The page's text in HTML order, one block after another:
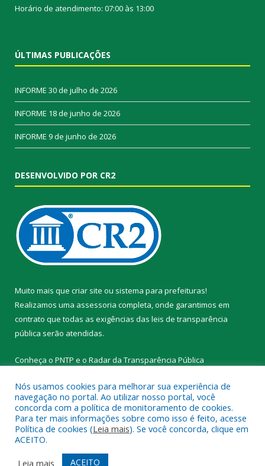
Horário de atendimento: 07:00 às 13:00
ÚLTIMAS PUBLICAÇÕES
INFORME 30 de julho de 2026
INFORME 18 de junho de 2026
INFORME 9 de junho de 2026
DESENVOLVIDO POR CR2
Muito mais que criar site ou sistema para prefeituras!
Realizamos uma assessoria completa, onde garantimos em
contrato que todas as exigências das leis de transparência
pública serão atendidas.
Conheça o PNTP e o Radar da Transparência Pública
Todos os direitos reservados a Prefeitura Municipal de Novo
Progresso.
Mapa do Site Acessar Área Administrativa
Nós usamos cookies para melhorar sua experiência de
navegação no portal. Ao utilizar nosso portal, você
concorda com a política de monitoramento de cookies.
Para ter mais informações sobre como isso é feito, acesse
Política de cookies (Leia mais). Se você concorda, clique em
ACEITO.
Leia mais
ACEITO